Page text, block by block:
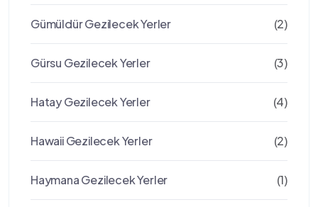
Gümüldür Gezilecek Yerler (2)
Gürsu Gezilecek Yerler (3)
Hatay Gezilecek Yerler (4)
Hawaii Gezilecek Yerler (2)
Haymana Gezilecek Yerler (1)